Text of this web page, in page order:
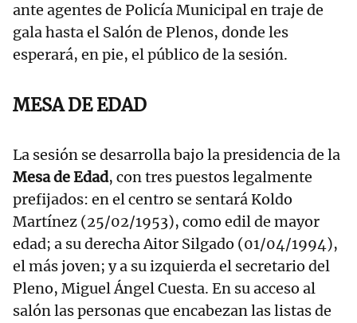
ante agentes de Policía Municipal en traje de
gala hasta el Salón de Plenos, donde les
esperará, en pie, el público de la sesión.
MESA DE EDAD
La sesión se desarrolla bajo la presidencia de la
Mesa de Edad, con tres puestos legalmente
prefijados: en el centro se sentará Koldo
Martínez (25/02/1953), como edil de mayor
edad; a su derecha Aitor Silgado (01/04/1994),
el más joven; y a su izquierda el secretario del
Pleno, Miguel Ángel Cuesta. En su acceso al
salón las personas que encabezan las listas de